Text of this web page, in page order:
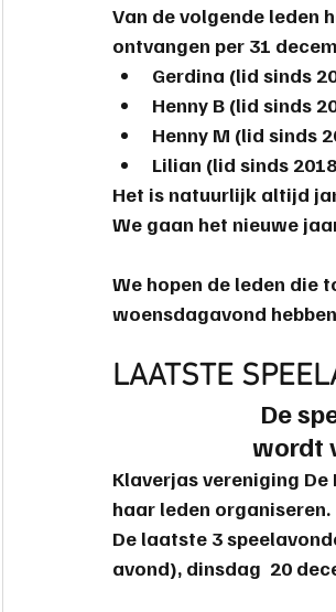
spelregels spelbeheersing
safemahjong
Van de volgende leden
ontvangen per 31
Gerdina (lid sinds
Henny B (lid sinds
Henny M (lid sinds
Lilian (lid sinds
Het is natuurlijk altijd
We gaan het nieuwe
We hopen de leden die
woensdagavond
LAATSTE
De
wordt
Klaverjas vereniging
haar leden organiseren.
De laatste 3
avond), dinsdag  20